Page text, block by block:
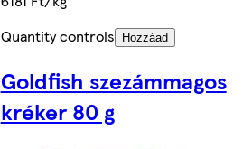
Quantity controls
Hozzáad
Goldfish szezámmagos
kréker 80 g